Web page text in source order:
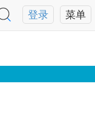
菜单
登录